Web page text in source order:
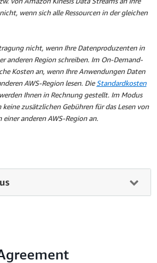
wenn sich alle Ressourcen in der gleichen
nicht, wenn Ihre Datenproduzenten in
anderen Region schreiben. Im On-Demand-
Kosten an, wenn Ihre Anwendungen Daten
AWS-Region lesen. Die Standardkosten
Ihnen in Rechnung gestellt. Im Modus
zusätzlichen Gebühren für das Lesen von
anderen AWS-Region an.
die durchgehend 1